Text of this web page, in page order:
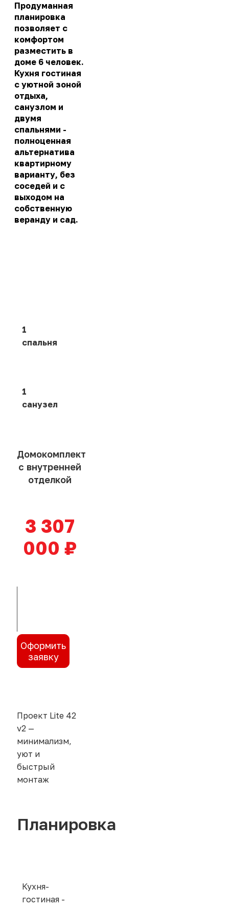
Продуманная
планировка
позволяет с
комфортом
разместить в
доме 6 человек.
Кухня гостиная
с уютной зоной
отдыха,
санузлом и
двумя
спальнями -
полноценная
альтернатива
квартирному
варианту, без
соседей и с
выходом на
собственную
веранду и сад.
1
спальня
1
санузел
Домокомплект
с внутренней
отделкой
3 307
000 ₽
Оформить
заявку
Проект Lite 42
v2 —
минимализм,
уют и
быстрый
монтаж
Планировка
Кухня-
гостиная -